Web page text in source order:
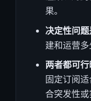
果。
决定性问题
建和运营多
两者都可行
固定订阅
合突发性或